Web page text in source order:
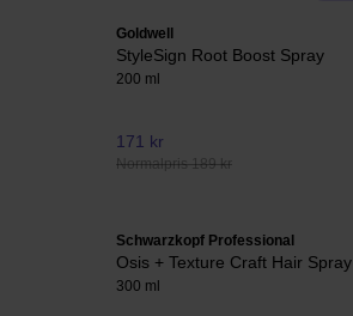
Goldwell
StyleSign Root Boost Spray
200 ml
171 kr
Normalpris 189 kr
Schwarzkopf Professional
Osis + Texture Craft Hair Spray
300 ml